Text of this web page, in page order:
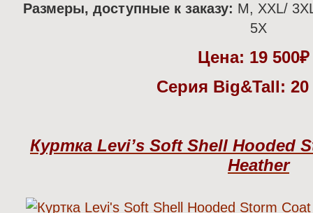
Размеры, доступные к заказу: M, XXL/
5X
Цена: 19
Серия Big&Tall: 20
Куртка Levi’s Soft Shell Hooded
Heather